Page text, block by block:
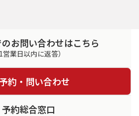
お問い合わせはこちら
1営業日以内に返答）
約・問い合わせ
予約総合窓口